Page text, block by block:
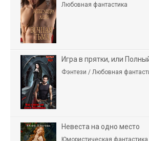
Любовная фантастика
Игра в прятки, или
Фэнтези / Любовная
Невеста на одно место
Юмористическая